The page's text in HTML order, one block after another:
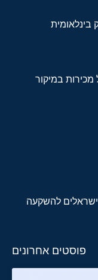
מכירות במיקור
ישראלים להשקעה
פוסטים אחרונים